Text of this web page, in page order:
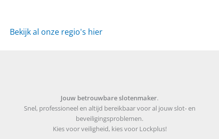
Bekijk al onze regio's hier
Jouw betrouwbare slotenmaker.
Snel, professioneel en altijd bereikbaar voor al jouw slot- en
beveiligingsproblemen.
Kies voor veiligheid, kies voor Lockplus!